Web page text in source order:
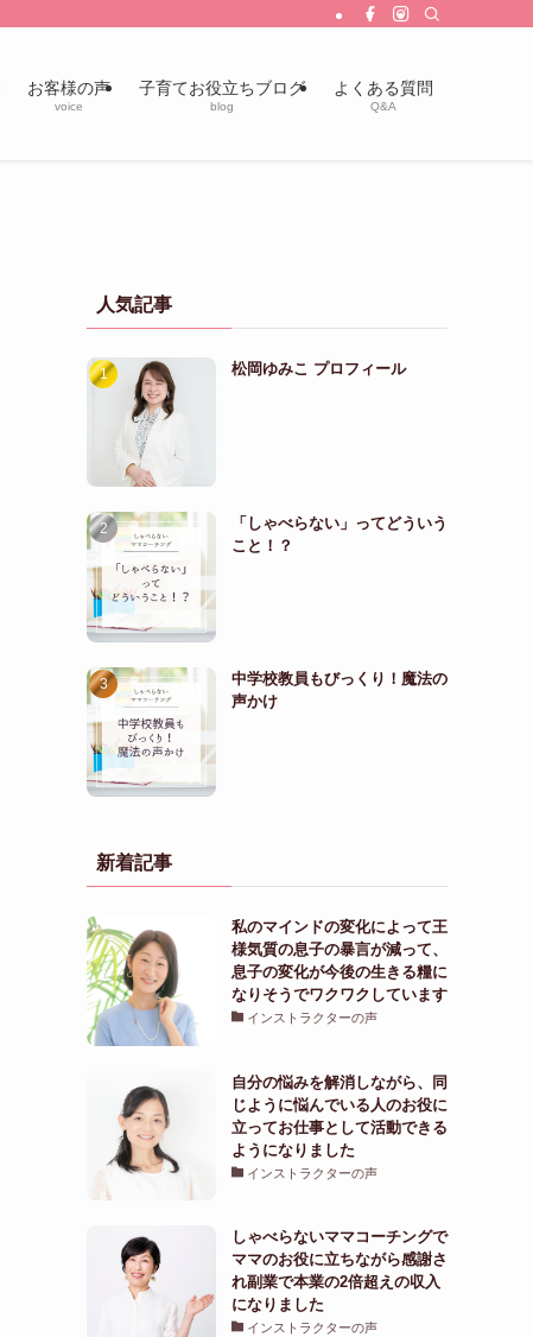
お客様の声
voice
子育てお役立ちブログ
blog
よくある質問
Q&A
人気記事
松岡ゆみこ プロフィール
「しゃべらない」ってどういう
こと！？
中学校教員もびっくり！魔法の
声かけ
新着記事
私のマインドの変化によって王
様気質の息子の暴言が減って、
息子の変化が今後の生きる糧に
なりそうでワクワクしています
インストラクターの声
自分の悩みを解消しながら、同
じように悩んでいる人のお役に
立ってお仕事として活動できる
ようになりました
インストラクターの声
しゃべらないママコーチングで
ママのお役に立ちながら感謝さ
れ副業で本業の2倍超えの収入
になりました
インストラクターの声